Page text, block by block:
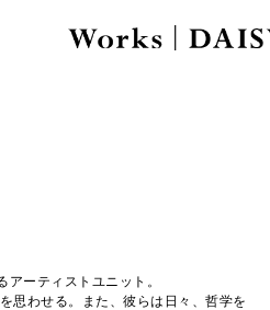
ーティストユニット。
思わせる。また、彼らは日々、哲学を